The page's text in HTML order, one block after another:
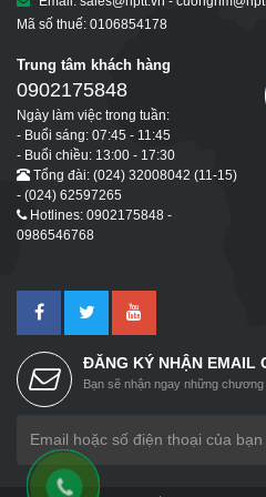
Mã số thuế: 0106854178
Trung tâm khách hàng
0902175848
Ngày làm việc trong tuần:
- Buổi sáng: 07:45 - 11:45
- Buổi chiều: 13:00 - 17:30
Tổng đài: (024) 32008042 (11-15)
- (024) 62597265
Hotlines: 0902175848 -
0986546768
ĐĂNG KÝ NHẬN EMAIL
Bạn sẽ nhận ngay những